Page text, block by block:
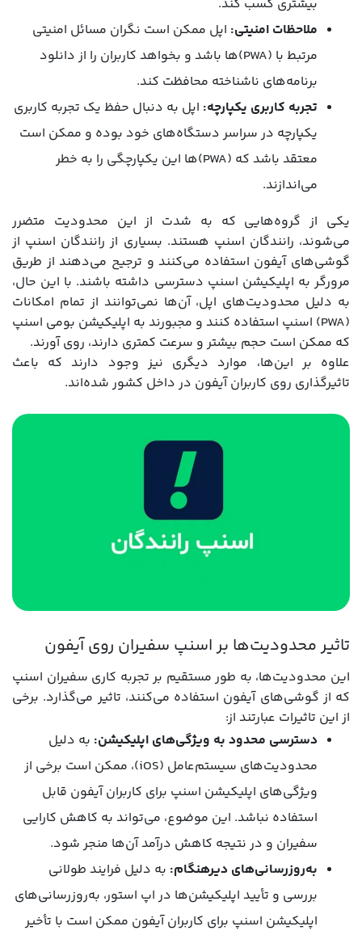
بیشتری کسب کند.
ملاحظات امنیتی: اپل ممکن است نگران مسائل امنیتی
مرتبط با (PWA)ها باشد و بخواهد کاربران را از دانلود
برنامه‌های ناشناخته محافظت کند.
تجربه کاربری یکپارچه: اپل به دنبال حفظ یک تجربه کاربری
یکپارچه در سراسر دستگاه‌های خود بوده و ممکن است
معتقد باشد که (PWA)ها این یکپارچگی را به خطر
می‌اندازند.
یکی از گروه‌هایی که به شدت از این محدودیت متضرر
می‌شوند، رانندگان اسنپ هستند. بسیاری از رانندگان اسنپ از
گوشی‌های آیفون استفاده می‌کنند و ترجیح می‌دهند از طریق
مرورگر به اپلیکیشن اسنپ دسترسی داشته باشند. با این حال،
به دلیل محدودیت‌های اپل، آن‌ها نمی‌توانند از تمام امکانات
(PWA) اسنپ استفاده کنند و مجبورند به اپلیکیشن بومی اسنپ
که ممکن است حجم بیشتر و سرعت کمتری دارند، روی آورند.
علاوه بر این‌ها، موارد دیگری نیز وجود دارند که باعث
تاثیرگذاری روی کاربران آیفون در داخل کشور شده‌اند.
تاثیر محدودیت‌ها بر اسنپ سفیران روی آیفون
این محدودیت‌ها، به طور مستقیم بر تجربه کاری سفیران اسنپ
که از گوشی‌های آیفون استفاده می‌کنند، تاثیر می‌گذارد. برخی
از این تاثیرات عبارتند از:
دسترسی محدود به ویژگی‌های اپلیکیشن: به دلیل
محدودیت‌های سیستم‌عامل (iOS)، ممکن است برخی از
ویژگی‌های اپلیکیشن اسنپ برای کاربران آیفون قابل
استفاده نباشد. این موضوع، می‌تواند به کاهش کارایی
سفیران و در نتیجه کاهش درآمد آن‌ها منجر شود.
به‌روزرسانی‌های دیرهنگام: به دلیل فرایند طولانی
بررسی و تأیید اپلیکیشن‌ها در اپ استور، به‌روزرسانی‌های
اپلیکیشن اسنپ برای کاربران آیفون ممکن است با تأخیر